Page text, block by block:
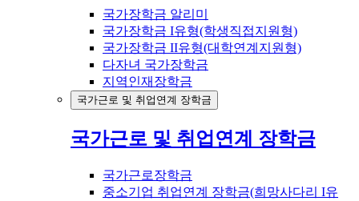
국가장학금 알리미
국가장학금 I유형(학생직접지원형)
국가장학금 II유형(대학연계지원형)
다자녀 국가장학금
지역인재장학금
국가근로 및 취업연계 장학금
국가근로 및 취업연계 장학금
국가근로장학금
중소기업 취업연계 장학금(희망사다리 I유